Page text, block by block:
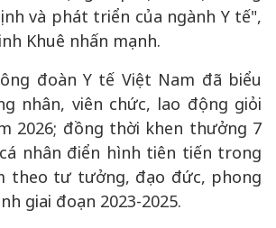
và phát triển của ngành Y tế",
Khuê nhấn mạnh.
đoàn Y tế Việt Nam đã biểu
nhân, viên chức, lao động giỏi
2026; đồng thời khen thưởng 7
nhân điển hình tiên tiến trong
theo tư tưởng, đạo đức, phong
giai đoạn 2023-2025.